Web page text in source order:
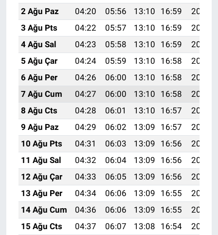
2 Ağu Paz
04:20 05:56 13:10 16:59
20:14
3 Ağu Pts
04:22 05:57 13:10 16:59
20:13
4 Ağu Sal
04:23 05:58 13:10 16:59
20:12
5 Ağu Çar
04:24 05:59 13:10 16:58
20:11
6 Ağu Per
04:26 06:00 13:10 16:58
20:10
7 Ağu Cum
04:27 06:00 13:10 16:58
20:09
8 Ağu Cts
04:28 06:01 13:10 16:57
20:08
9 Ağu Paz
04:29 06:02 13:09 16:57
20:07
10 Ağu Pts
04:31 06:03 13:09 16:56
20:06
11 Ağu Sal
04:32 06:04 13:09 16:56
20:05
12 Ağu Çar
04:33 06:05 13:09 16:56
20:03
13 Ağu Per
04:34 06:06 13:09 16:55
20:02
14 Ağu Cum
04:36 06:06 13:09 16:55
20:01
15 Ağu Cts
04:37 06:07 13:08 16:54
20:00